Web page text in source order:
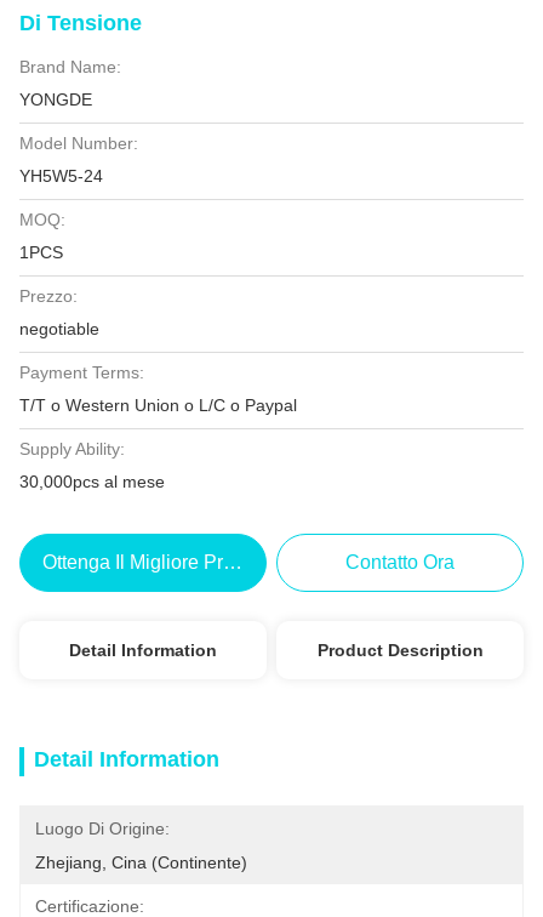
Di Tensione
Brand Name:
YONGDE
Model Number:
YH5W5-24
MOQ:
1PCS
Prezzo:
negotiable
Payment Terms:
T/T o Western Union o L/C o Paypal
Supply Ability:
30,000pcs al mese
Ottenga Il Migliore Prezzo Contatto Ora
Detail Information Product Description
Detail Information
Luogo Di Origine:
Zhejiang, Cina (continente)
Certificazione: